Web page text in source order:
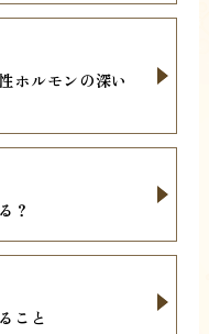
ホルモンの深い
？
こと